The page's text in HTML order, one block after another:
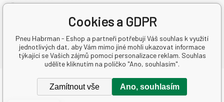
Česká Republika
Copyright © 2026 Pneu Habrman s.r.o.
Všechna práva vyhrazena.
Cookies a GDPR
Pneu Habrman - Eshop a partneři potřebují Váš souhlas k využití
jednotlivých dat, aby Vám mimo jiné mohli ukazovat informace
týkající se Vašich zájmů pomocí personalizace reklam. Souhlas
udělíte kliknutím na políčko "Ano, souhlasím".
Zamítnout vše Ano, souhlasím